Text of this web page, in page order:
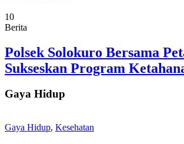
10
Berita
Polsek Solokuro Bersama
Sukseskan Program
Gaya Hidup
Gaya Hidup, Kesehatan